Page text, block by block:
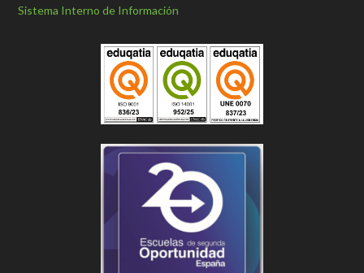
Sistema Interno de Información